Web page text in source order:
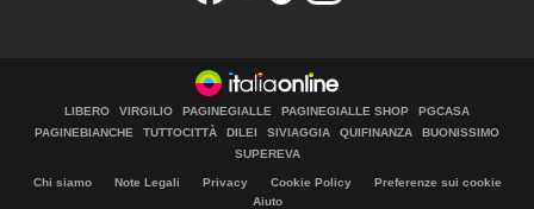
LIBERO VIRGILIO PAGINEGIALLE PAGINEGIALLE SHOP
PGCASA
PAGINEBIANCHE
TUTTOCITTÀ DILEI SIVIAGGIA QUIFINANZA
BUONISSIMO
SUPEREVA
Chi siamo Note Legali Privacy Cookie Policy
Preferenze sui cookie
Aiuto